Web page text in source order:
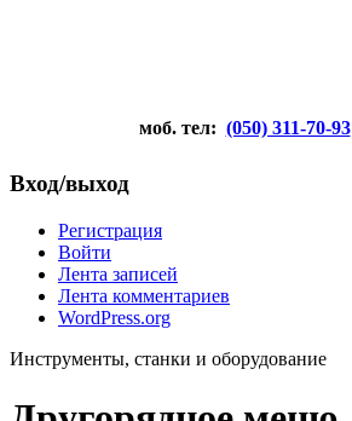
моб. тел: (050) 311-70-93
Вход/выход
Регистрация
Войти
Лента записей
Лента комментариев
WordPress.org
Инструменты, станки и оборудование